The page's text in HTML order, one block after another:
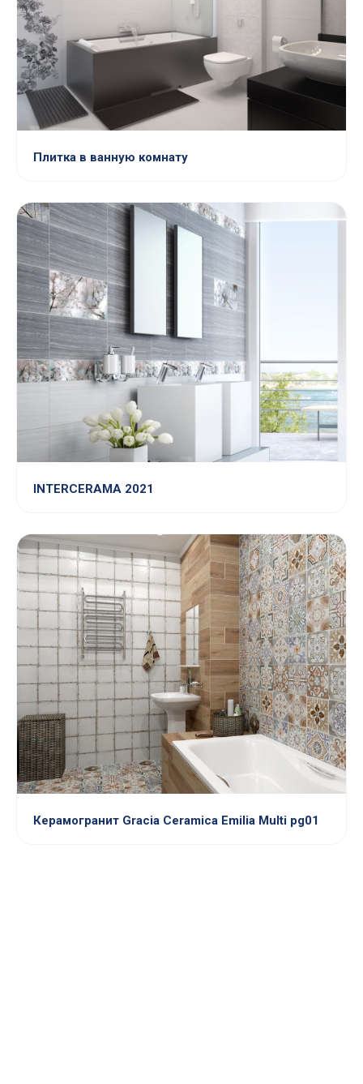
Плитка в ванную комнату
INTERCERAMA 2021
Керамогранит Gracia Ceramica Emilia Multi pg01